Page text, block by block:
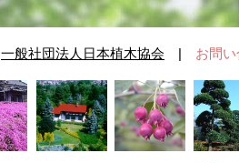
一般社団法人日本植木協会 | お問